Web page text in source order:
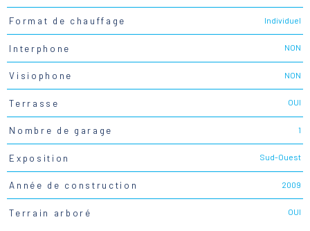
Format de chauffage Individuel
Interphone NON
Visiophone NON
Terrasse OUI
Nombre de garage 1
Exposition Sud-Ouest
Année de construction 2009
Terrain arboré OUI